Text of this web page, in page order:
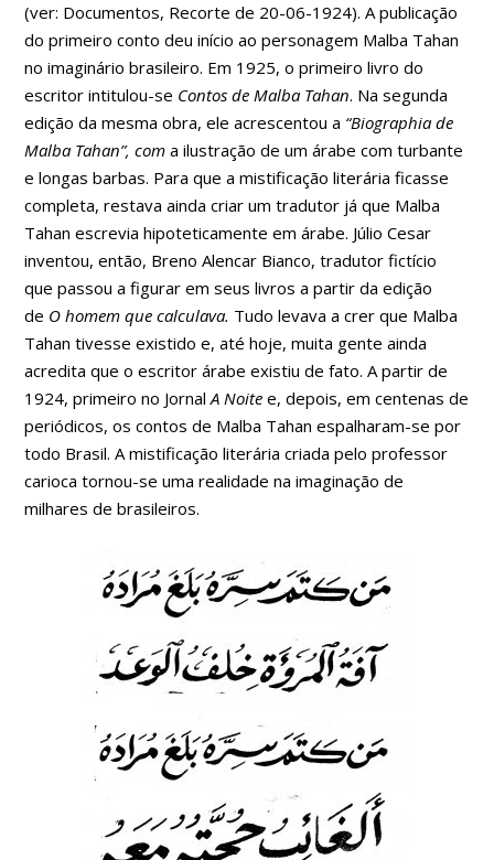
(ver: Documentos, Recorte de 20-06-1924). A publicação
do primeiro conto deu início ao personagem Malba Tahan
no imaginário brasileiro. Em 1925, o primeiro livro do
escritor intitulou-se Contos de Malba Tahan. Na segunda
edição da mesma obra, ele acrescentou a “Biographia de
Malba Tahan”, com a ilustração de um árabe com turbante
e longas barbas. Para que a mistificação literária ficasse
completa, restava ainda criar um tradutor já que Malba
Tahan escrevia hipoteticamente em árabe. Júlio Cesar
inventou, então, Breno Alencar Bianco, tradutor fictício
que passou a figurar em seus livros a partir da edição
de O homem que calculava. Tudo levava a crer que Malba
Tahan tivesse existido e, até hoje, muita gente ainda
acredita que o escritor árabe existiu de fato. A partir de
1924, primeiro no JornalA Noite e, depois, em centenas de
periódicos, os contos de Malba Tahan espalharam-se por
todo Brasil. A mistificação literária criada pelo professor
carioca tornou-se uma realidade na imaginação de
milhares de brasileiros.